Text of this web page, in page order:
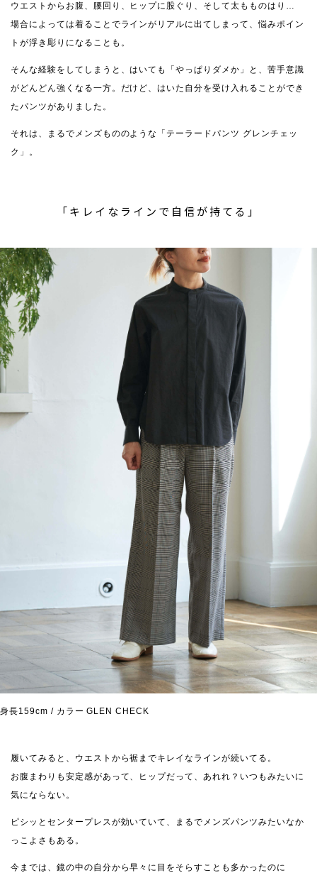
ウエストからお腹、腰回り、ヒップに股ぐり、そして太もものはり…
場合によっては着ることでラインがリアルに出てしまって、悩みポイン
トが浮き彫りになることも。
そんな経験をしてしまうと、はいても「やっぱりダメか」と、苦手意識
がどんどん強くなる一方。だけど、はいた自分を受け入れることができ
たパンツがありました。
それは、まるでメンズもののような「テーラードパンツ グレンチェッ
ク」。
「キレイなラインで自信が持てる」
身長159cm / カラー GLEN CHECK
履いてみると、ウエストから裾までキレイなラインが続いてる。
お腹まわりも安定感があって、ヒップだって、あれれ？いつもみたいに
気にならない。
ピシッとセンタープレスが効いていて、まるでメンズパンツみたいなか
っこよさもある。
今までは、鏡の中の自分から早々に目をそらすことも多かったのに